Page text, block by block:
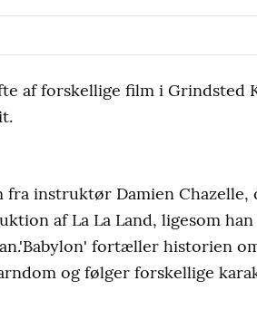
af forskellige film i Grindsted
fra instruktør Damien Chazelle,
af La La Land, ligesom
fortæller historien
og følger forskellige